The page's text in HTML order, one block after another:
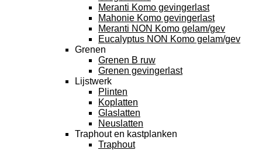
Meranti Komo gevingerlast
Mahonie Komo gevingerlast
Meranti NON Komo gelam/gev
Eucalyptus NON Komo gelam/gev
Grenen
Grenen B ruw
Grenen gevingerlast
Lijstwerk
Plinten
Koplatten
Glaslatten
Neuslatten
Traphout en kastplanken
Traphout